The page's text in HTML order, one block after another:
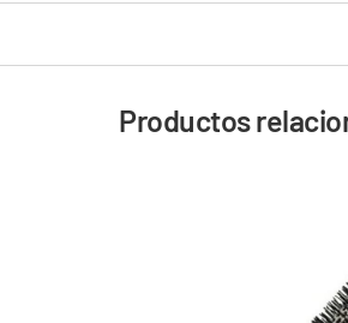
Productos